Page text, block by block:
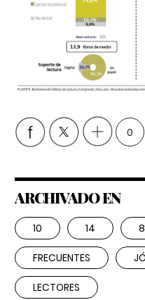
0
ARCHIVADO EN
10 14
FRECUENTES
LECTORES